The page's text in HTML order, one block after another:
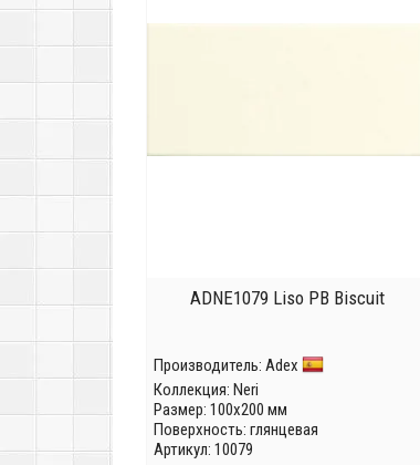
ADNE1079 Liso PB Biscuit
Производитель: Adex
Коллекция: Neri
Размер: 100x200 мм
Поверхность: глянцевая
Артикул: 10079